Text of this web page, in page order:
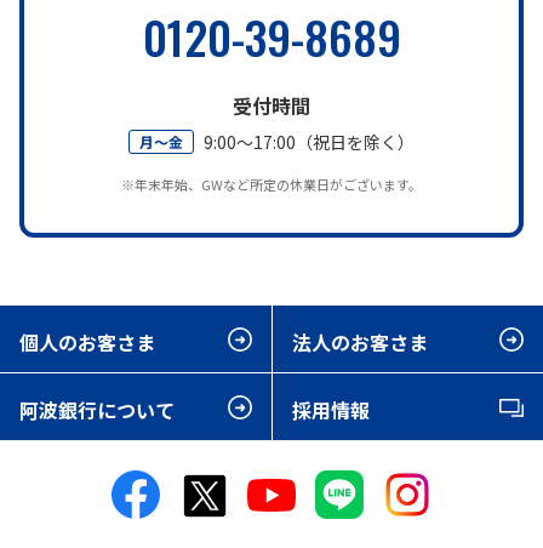
0120-39-8689
受付時間
月～金 9:00～17:00（祝日を除く）
※年末年始、GWなど所定の休業日がございます。
個人のお客さま 法人のお客さま
阿波銀行について 採用情報